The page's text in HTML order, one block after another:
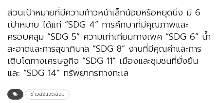
ส่วนเป้าหมายที่มีความก้าวหน้าเล็กน้อยหรือหยุดนิ่ง มี 6
เป้าหมาย ได้แก่ “SDG 4” การศึกษาที่มีคุณภาพและ
ครอบคลุม “SDG 5” ความเท่าเทียมทางเพศ “SDG 6” น้ำ
สะอาดและการสุขาภิบาล “SDG 8” งานที่มีคุณค่าและการ
เติบโตทางเศรษฐกิจ “SDG 11” เมืองและชุมชนที่ยั่งยืน
และ “SDG 14” ทรัพยากรทางทะเล
ข่าวสิ่งแวดล้อม